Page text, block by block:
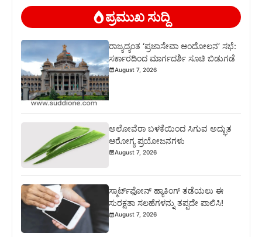
ಪ್ರಮುಖ ಸುದ್ದಿ
ರಾಜ್ಯದ್ಯಂತ ‘ಪ್ರಜಾಸೇವಾ ಆಂದೋಲನ’ ಸಭೆ:
ಸರ್ಕಾರದಿಂದ ಮಾರ್ಗದರ್ಶಿ ಸೂಚಿ ಬಿಡುಗಡೆ
August 7, 2026
ಅಲೋವೆರಾ ಬಳಕೆಯಿಂದ ಸಿಗುವ ಅದ್ಭುತ
ಆರೋಗ್ಯ ಪ್ರಯೋಜನಗಳು
August 7, 2026
ಸ್ಮಾರ್ಟ್‌ಫೋನ್ ಹ್ಯಾಕಿಂಗ್ ತಡೆಯಲು ಈ
ಸುರಕ್ಷತಾ ಸಲಹೆಗಳನ್ನು ತಪ್ಪದೇ ಪಾಲಿಸಿ!
August 7, 2026